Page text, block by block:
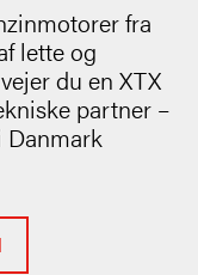
fra
lette og
du en XTX
partner –